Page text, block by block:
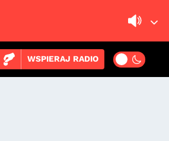
WSPIERAJ RADIO